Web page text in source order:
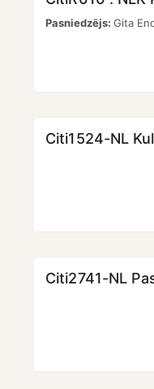
Pasniedzējs: Gita